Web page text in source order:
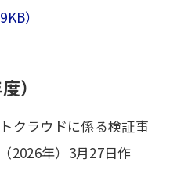
）
）
クラウドに係る検証事
2026年）3月27日作